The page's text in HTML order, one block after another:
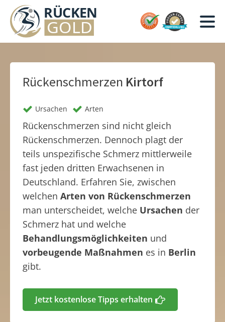
Rückenschmerzen Kirtorf
Ursachen Arten
Rückenschmerzen sind nicht gleich
Rückenschmerzen. Dennoch plagt der
teils unspezifische Schmerz mittlerweile
fast jeden dritten Erwachsenen in
Deutschland. Erfahren Sie, zwischen
welchen Arten von Rückenschmerzen
man unterscheidet, welche Ursachen der
Schmerz hat und welche
Behandlungsmöglichkeiten und
vorbeugende Maßnahmen es in Berlin
gibt.
Jetzt kostenlose Tipps erhalten